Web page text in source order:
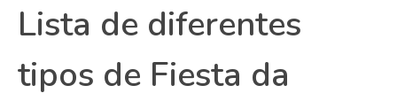
Lista de diferentes
tipos de Fiesta da